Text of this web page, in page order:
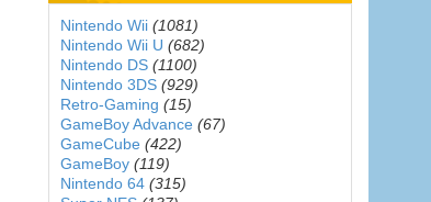
Nintendo Wii (1081)
Nintendo Wii U (682)
Nintendo DS (1100)
Nintendo 3DS (929)
Retro-Gaming (15)
GameBoy Advance (67)
GameCube (422)
GameBoy (119)
Nintendo 64 (315)